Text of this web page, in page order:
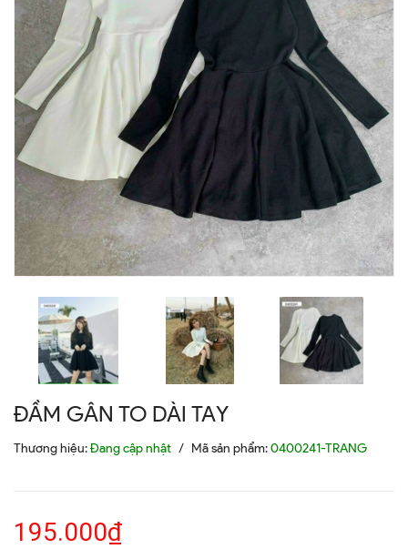
ĐẦM GÂN TO DÀI TAY
Thương hiệu:Đang cập nhật / Mã sản phẩm:0400241-TRANG
195.000₫